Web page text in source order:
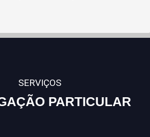
SERVIÇOS
PARTICULAR